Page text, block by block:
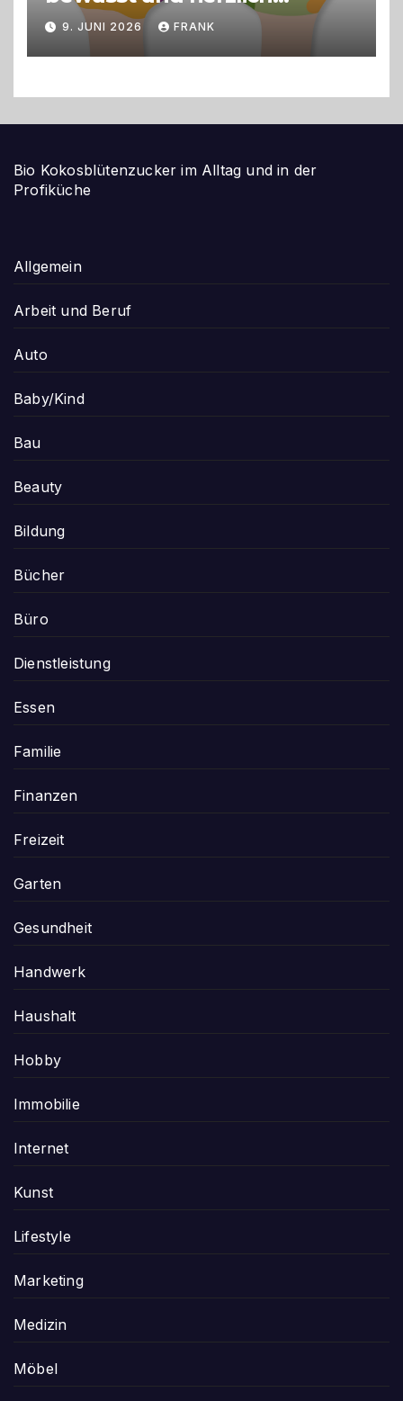
gestalten
9. JUNI 2026 FRANK
Bio Kokosblütenzucker im Alltag und in der
Profiküche
Allgemein
Arbeit und Beruf
Auto
Baby/Kind
Bau
Beauty
Bildung
Bücher
Büro
Dienstleistung
Essen
Familie
Finanzen
Freizeit
Garten
Gesundheit
Handwerk
Haushalt
Hobby
Immobilie
Internet
Kunst
Lifestyle
Marketing
Medizin
Möbel